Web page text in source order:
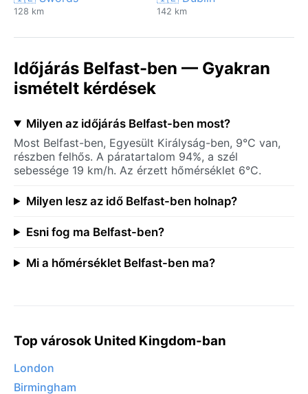
128 km 142 km
Időjárás Belfast-ben — Gyakran
ismételt kérdések
Milyen az időjárás Belfast-ben most?
Most Belfast-ben, Egyesült Királyság-ben, 9°C van,
részben felhős. A páratartalom 94%, a szél
sebessége 19 km/h. Az érzett hőmérséklet 6°C.
Milyen lesz az idő Belfast-ben holnap?
Esni fog ma Belfast-ben?
Mi a hőmérséklet Belfast-ben ma?
Top városok United Kingdom-ban
London
Birmingham